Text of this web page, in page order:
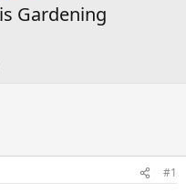
Gardening
#1